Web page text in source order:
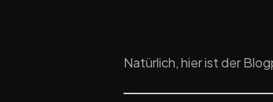
Natürlich, hier ist der